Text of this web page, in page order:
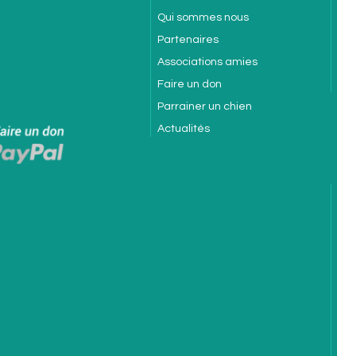
Qui sommes nous
Partenaires
Associations amies
Faire un don
Parrainer un chien
Actualités